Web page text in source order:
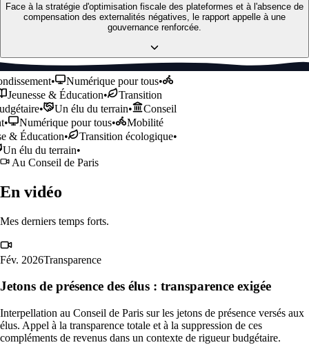
Face à la stratégie d'optimisation fiscale des plateformes et à l'absence de
compensation des externalités négatives, le rapport appelle à une
gouvernance renforcée.
• Numérique pour tous•
& Éducation•
Transition
• Un élu du terrain•
Conseil
Numérique pour tous•
Mobilité
Éducation• Transition écologique•
élu du terrain•
Au Conseil de Paris
En vidéo
Mes derniers temps forts.
Fév. 2026Transparence
Jetons de présence des élus : transparence exigée
Interpellation au Conseil de Paris sur les jetons de présence versés aux
élus. Appel à la transparence totale et à la suppression de ces
compléments de revenus dans un contexte de rigueur budgétaire.